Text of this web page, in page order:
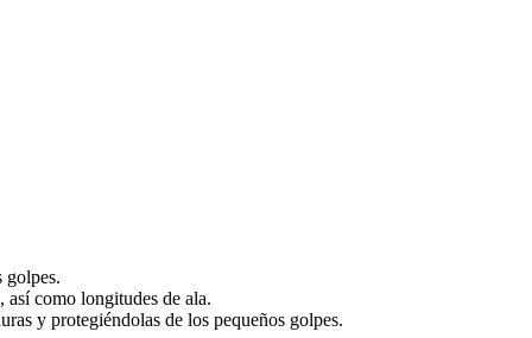
golpes.
así como longitudes de ala.
y protegiéndolas de los pequeños golpes.